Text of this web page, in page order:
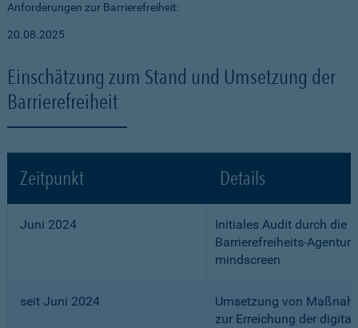
Anforderungen zur Barrierefreiheit:
20.08.2025
Einschätzung zum Stand und Umsetzung der
Barrierefreiheit
Zeitpunkt Details
Juni 2024
Initiales Audit durch die
Barrierefreiheits-Agentur
mindscreen
seit Juni 2024
Umsetzung von
zur Erreichung der